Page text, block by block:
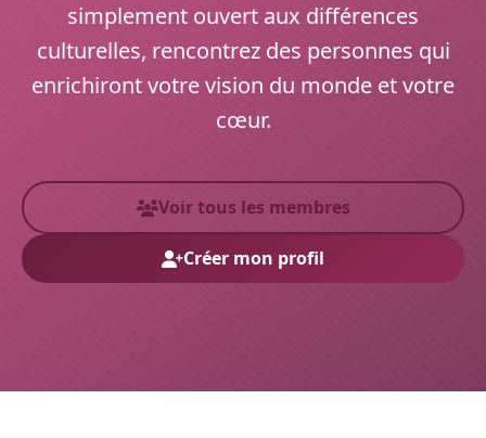
simplement ouvert aux différences
culturelles, rencontrez des personnes qui
enrichiront votre vision du monde et votre
cœur.
Voir tous les membres
Créer mon profil